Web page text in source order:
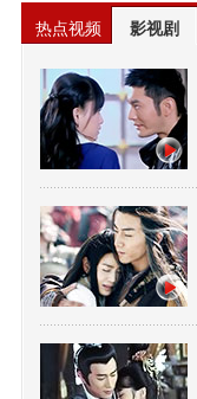
热点视频 影视剧